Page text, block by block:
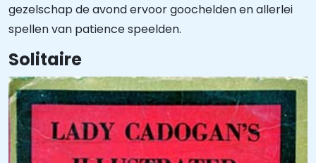
gezelschap de avond ervoor goochelden en allerlei
spellen van patience speelden.
Solitaire